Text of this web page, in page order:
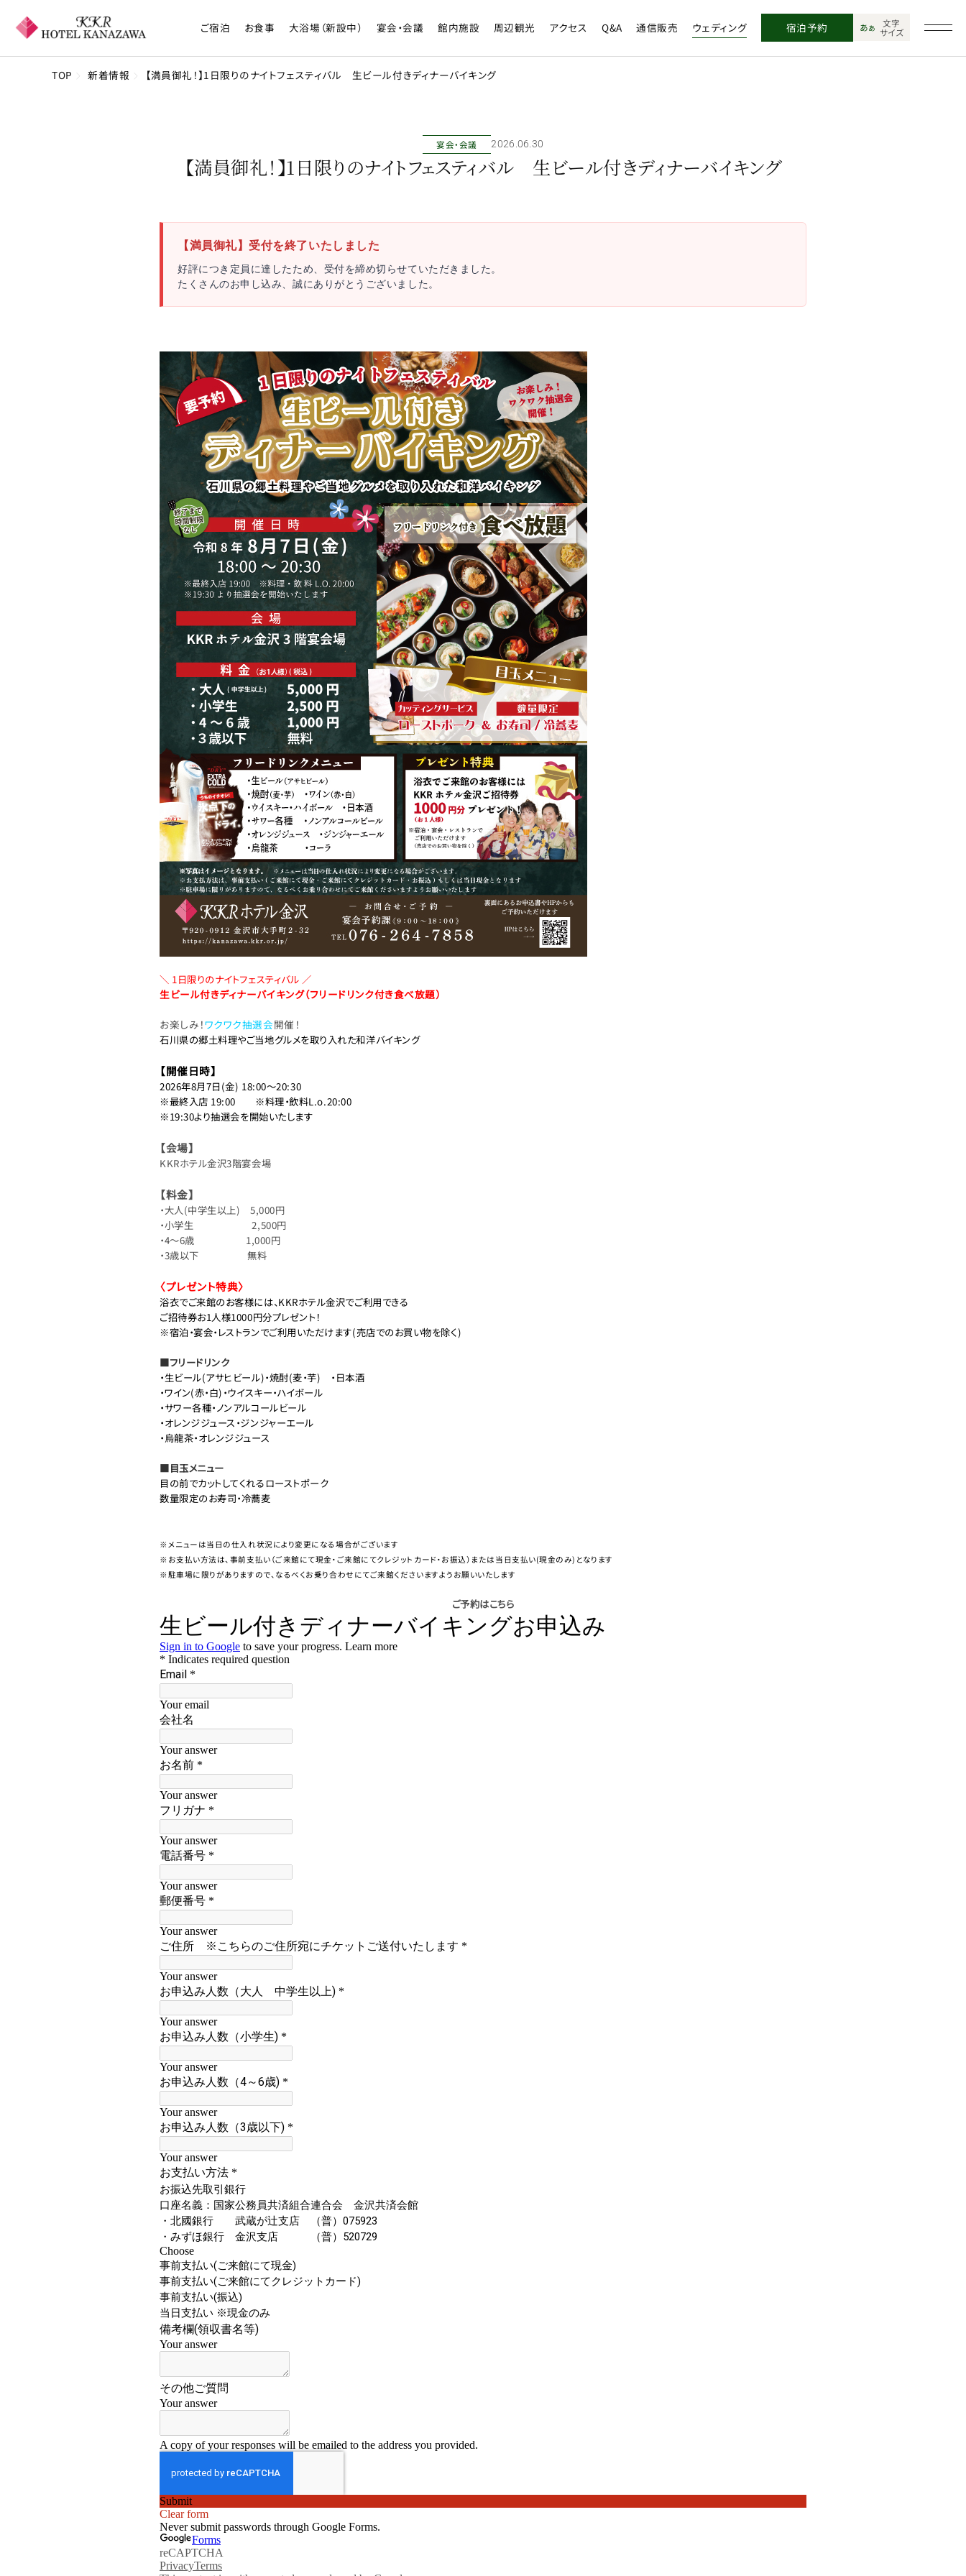
ご宿泊 お食事 大浴場（新設中） 宴会・会議 館内施設 周辺観光 アクセス Q&A 通信販売 ウェディング 宿泊予約 ああ 文字
サイズ
TOP 新着情報 【満員御礼！】1日限りのナイトフェスティバル 生ビール付きディナーバイキング
【満員御礼！】1日限りのナイトフェスティバル 生ビール付きディナーバイキング
2026年06月30日
宴会・会議
【満員御礼】受付を終了いたしました
好評につき定員に達したため、受付を締め切らせていただきました。
たくさんのお申し込み、誠にありがとうございました。
＼ 1日限りのナイトフェスティバル ／
生ビール付きディナーバイキング（フリードリンク付き食べ放題）
お楽しみ！ワクワク抽選会開催！
石川県の郷土料理やご当地グルメを取り入れた和洋バイキング
【開催日時】
2026年8月7日(金) 18:00～20:30
※最終入店 19:00 ※料理・飲料L.o.20:00
※19:30より抽選会を開始いたします
【会場】
KKRホテル金沢3階宴会場
【料金】
・大人(中学生以上) 5,000円
・小学生 2,500円
・4～6歳 1,000円
・3歳以下 無料
〈プレゼント特典〉
浴衣でご来館のお客様には、KKRホテル金沢でご利用できる
ご招待券お1人様1000円分プレゼント！
※宿泊・宴会・レストランでご利用いただけます(売店でのお買い物を除く)
■フリードリンク
・生ビール(アサヒビール)・焼酎(麦・芋) ・日本酒
・ワイン(赤・白)・ウイスキー・ハイボール
・サワー各種・ノンアルコールビール
・オレンジジュース・ジンジャーエール
・烏龍茶・オレンジジュース
■目玉メニュー
目の前でカットしてくれるローストポーク
数量限定のお寿司・冷蕎麦
※メニューは当日の仕入れ状況により変更になる場合がございます
※お支払い方法は、事前支払い（ご来館にて現金・ご来館にてクレジットカード・お振込）または当日支払い(現金のみ)となります
※駐車場に限りがありますので、なるべくお乗り合わせにてご来館くださいますようお願いいたします
ご予約はこちら